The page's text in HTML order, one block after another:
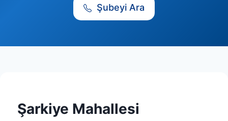
Şubeyi Ara
Şarkiye Mahallesi